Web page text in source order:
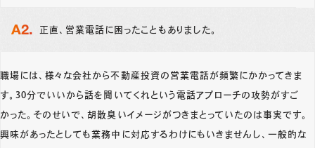
正直、営業電話に困ったこともありました。
職場には、様々な会社から不動産投資の営業電話が頻繁にかかってきま
す。30分でいいから話を聞いてくれという電話アプローチの攻勢がすご
かった。そのせいで、胡散臭いイメージがつきまとっていたのは事実です。
興味があったとしても業務中に対応するわけにもいきませんし、一般的な